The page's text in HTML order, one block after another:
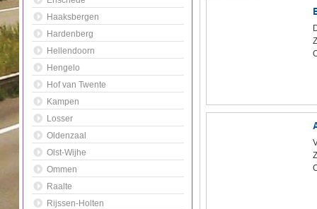
Haaksbergen
Hardenberg
Hellendoorn
Hengelo
Hof van Twente
Kampen
Losser
Oldenzaal
Olst-Wijhe
Ommen
Raalte
Rijssen-Holten